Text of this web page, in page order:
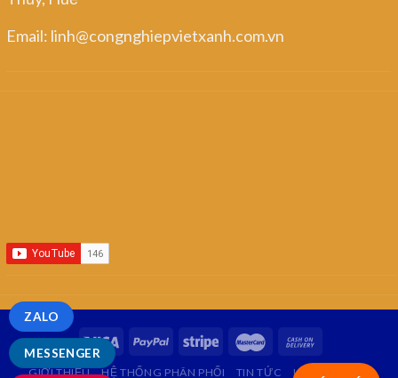
Email: linh@congnghiepvietxanh.com.vn
GIỚI THIỆU HỆ THỐNG PHÂN PHỐI TIN TỨC LIÊN HỆ
MESSENGER
ZALO